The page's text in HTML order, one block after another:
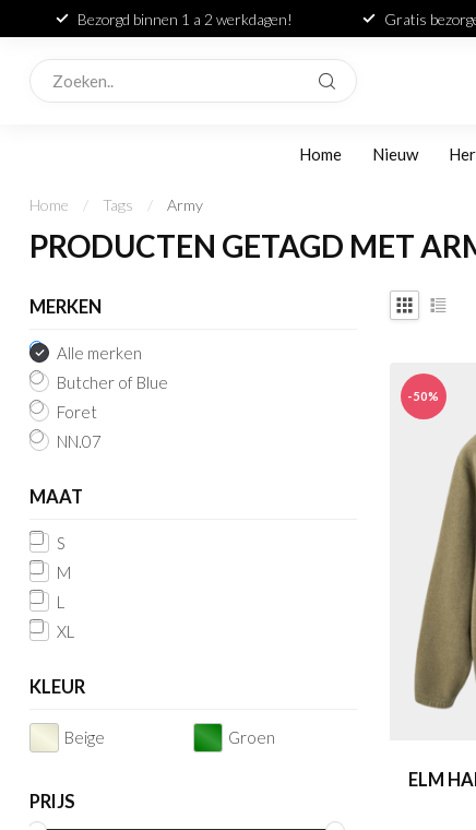
Bezorgd binnen 1 a 2 werkdagen! Gratis
Home Nieuw
Home / Tags / Army
PRODUCTEN GETAGD MET
MERKEN
Alle merken
Butcher of Blue
Foret
NN.07
MAAT
S
M
L
XL
KLEUR
Beige Groen
PRIJS
-50%
ELM